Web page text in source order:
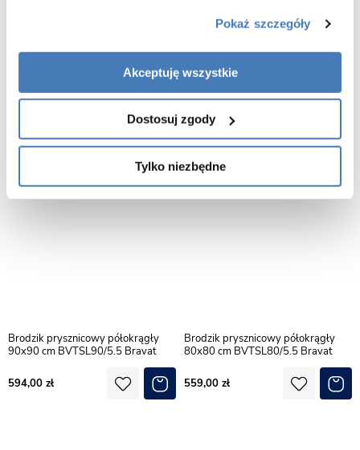
Pokaż szczegóły
Akceptuję wszystkie
Dostosuj zgody
Tylko niezbędne
90x90 cm BVT5C90/5.5 Bravat
769,00 689,00
Brodzik prysznicowy półokrągły
90x90 cm BVTSL90/5.5 Bravat
594,00
Brodzik prysznicowy półokrągły
80x80 cm BVTSL80/5.5 Bravat
559,00